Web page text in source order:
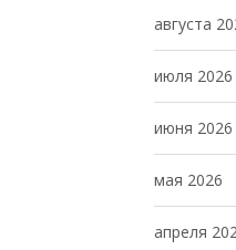
августа
июля 2026
июня 2026
мая 2026
апреля